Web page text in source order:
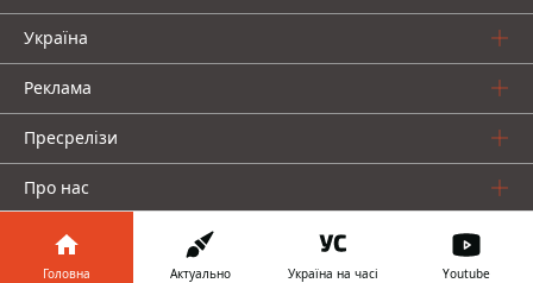
Україна
Реклама
Пресрелізи
Про нас
Головна Актуально Україна на часі Youtube